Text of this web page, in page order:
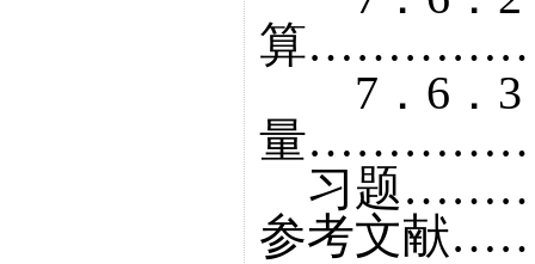
算
7．6．3
量
习题
参考文献